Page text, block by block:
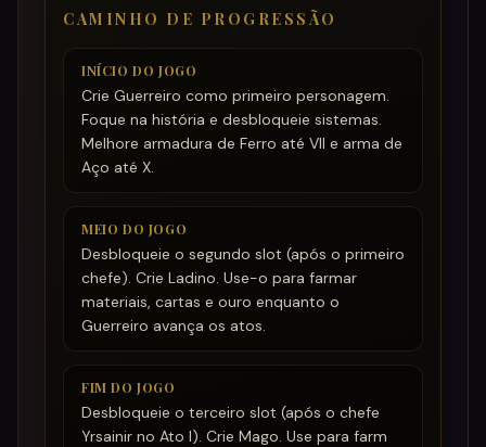
CAMINHO DE PROGRESSÃO
INÍCIO DO JOGO
Crie Guerreiro como primeiro personagem.
Foque na história e desbloqueie sistemas.
Melhore armadura de Ferro até VII e arma de
Aço até X.
MEIO DO JOGO
Desbloqueie o segundo slot (após o primeiro
chefe). Crie Ladino. Use-o para farmar
materiais, cartas e ouro enquanto o
Guerreiro avança os atos.
FIM DO JOGO
Desbloqueie o terceiro slot (após o chefe
Yrsainir no Ato I). Crie Mago. Use para farm